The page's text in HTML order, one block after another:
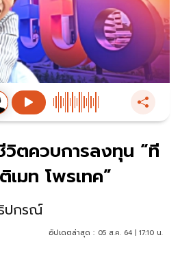
ตควบการลงทุน “ที
มท โพรเทค”
ปกรณ์
อัปเดตล่าสุด : 05 ส.ค. 64 | 17:10 น.